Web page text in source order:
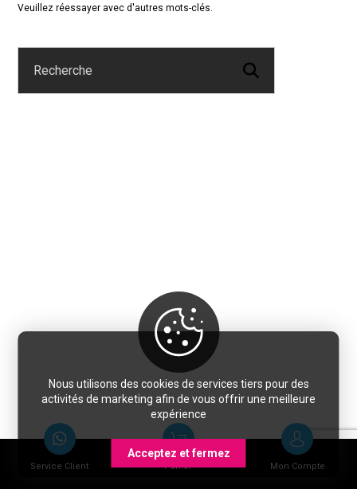
Veuillez réessayer avec d'autres mots-clés.
Service Client Panier Mon Compte
Nous utilisons des cookies de services tiers pour des
activités de marketing afin de vous offrir une meilleure
expérience
Acceptez et fermez